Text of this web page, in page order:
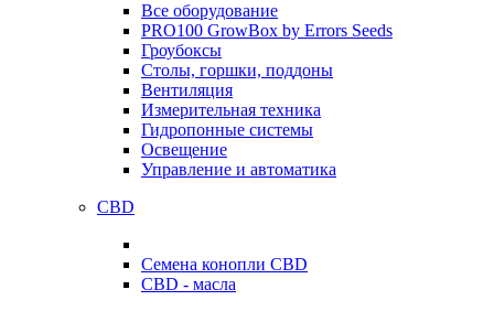
Все оборудование
PRO100 GrowBox by Errors Seeds
Гроубоксы
Столы, горшки, поддоны
Вентиляция
Измерительная техника
Гидропонные системы
Освещение
Управление и автоматика
CBD
Семена конопли CBD
CBD - масла